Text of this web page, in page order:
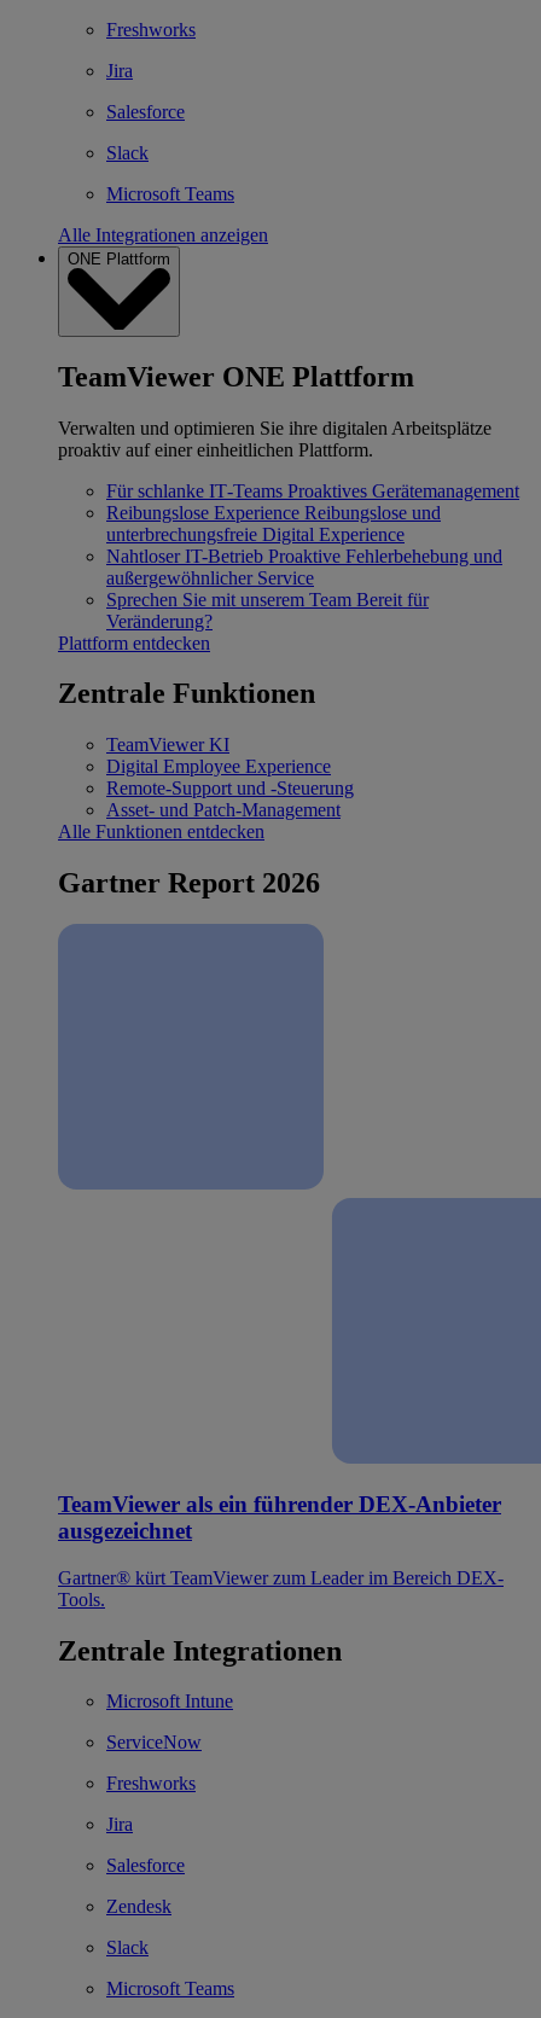
Freshworks
Jira
Salesforce
Slack
Microsoft Teams
Alle Integrationen anzeigen
ONE Plattform
TeamViewer ONE Plattform
Verwalten und optimieren Sie ihre digitalen Arbeitsplätze
proaktiv auf einer einheitlichen Plattform.
Für schlanke IT‐Teams Proaktives Gerätemanagement
Reibungslose Experience Reibungslose und
unterbrechungsfreie Digital Experience
Nahtloser IT-Betrieb Proaktive Fehlerbehebung und
außergewöhnlicher Service
Sprechen Sie mit unserem Team Bereit für
Veränderung?
Plattform entdecken
Zentrale Funktionen
TeamViewer KI
Digital Employee Experience
Remote-Support und -Steuerung
Asset- und Patch-Management
Alle Funktionen entdecken
Gartner Report 2026
TeamViewer als ein führender DEX-Anbieter
ausgezeichnet
Gartner® kürt TeamViewer zum Leader im Bereich DEX-
Tools.
Zentrale Integrationen
Microsoft Intune
ServiceNow
Freshworks
Jira
Salesforce
Zendesk
Slack
Microsoft Teams